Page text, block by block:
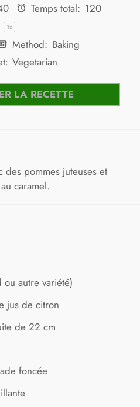
Temps total: 120
1x
Method: Baking
Vegetarian
LA RECETTE
des pommes juteuses et
caramel.
ou autre variété)
jus de citron
de 22 cm
foncée